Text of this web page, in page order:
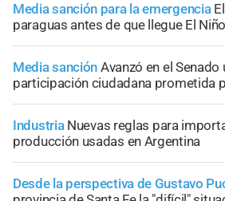
Media sanción para la emergencia
paraguas antes de que llegue El Niño
Media sanción Avanzó en el
participación ciudadana prometida
Industria Nuevas reglas para
producción usadas en Argentina
Desde la perspectiva de Gustavo